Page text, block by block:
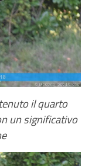
il quarto
un significativo